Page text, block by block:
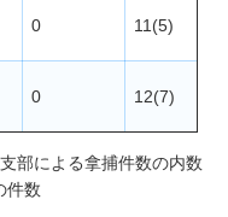
0 11(5)
0 12(7)
部による拿捕件数の内数
件数